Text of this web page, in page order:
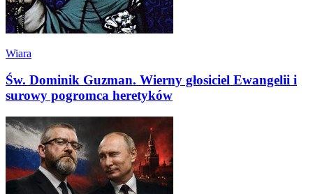
Wiara
Św. Dominik Guzman. Wierny głosiciel Ewangelii i
surowy pogromca heretyków